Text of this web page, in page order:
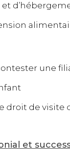
une
droit de visite
et